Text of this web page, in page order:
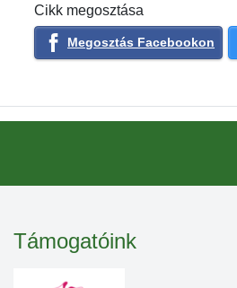
Cikk megosztása
Megosztás Facebookon
Támogatóink